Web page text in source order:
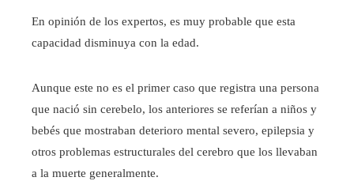
En opinión de los expertos, es muy probable que esta
capacidad disminuya con la edad.
Aunque este no es el primer caso que registra una persona
que nació sin cerebelo, los anteriores se referían a niños y
bebés que mostraban deterioro mental severo, epilepsia y
otros problemas estructurales del cerebro que los llevaban
a la muerte generalmente.